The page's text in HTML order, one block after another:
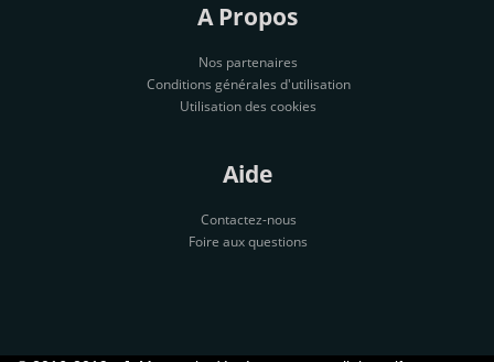
A Propos
Nos partenaires
Conditions générales d'utilisation
Utilisation des cookies
Aide
Contactez-nous
Foire aux questions